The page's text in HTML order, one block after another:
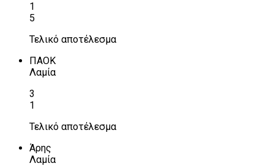
1
5
Τελικό αποτέλεσμα
ΠΑΟΚ
Λαμία
3
1
Τελικό αποτέλεσμα
Άρης
Λαμία